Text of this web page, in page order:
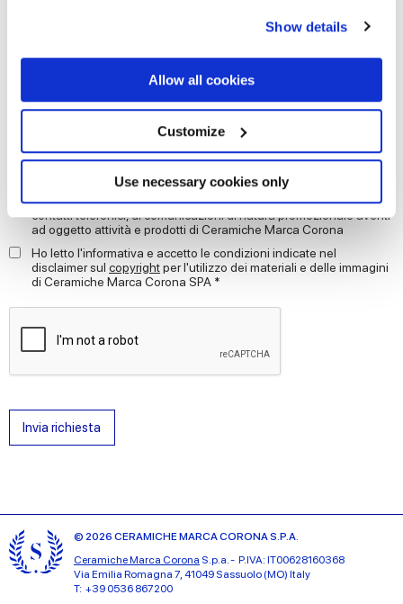
If you allow, we would also like to:
Collect information about your geographical
location which can be accurate to within several
Identify your device by actively scanning it for
specific characteristics (fingerprinting)
Find out more about how your personal data is processed
and set your preferences in thedetails section.
provide social media features and to analyse our traffic.
We also share information about your use of our site with
our social media, advertising and analytics partners who
may combine it with other information that you’ve
provided to them or that they’ve collected from your use
of their services.
Show details
Allow all cookies
Customize
Use necessary cookies only
Autorizzo il trattamento dei miei dati al fine di dare seguito alla mia
richiesta di cui al punto C) dell’informativa. *
marketing di cui al punto D) dell’ informativa, ai fini dell’invio,
anche mediante modalità automatizzate (sms, mms, fax, e-mail) e
contatti telefonici, di comunicazioni di natura promozionale aventi
ad oggetto attività e prodotti di Ceramiche Marca Corona
Ho letto l'informativa e accetto le condizioni indicate nel
disclaimer sul copyrightper l'utilizzo dei materiali e delle immagini
di Ceramiche Marca Corona SPA *
Invia richiesta
© 2026 CERAMICHE MARCA CORONA S.P.A.
Ceramiche Marca Corona S.p.a. - P.IVA: IT00628160368
Via Emilia Romagna 7, 41049 Sassuolo (MO) Italy
T: +39 0536 867200